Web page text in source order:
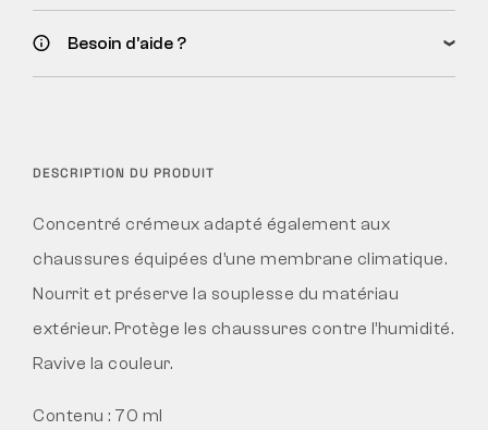
Besoin d’aide ?
DESCRIPTION DU PRODUIT
Concentré crémeux adapté également aux
chaussures équipées d’une membrane climatique.
Nourrit et préserve la souplesse du matériau
extérieur. Protège les chaussures contre l’humidité.
Ravive la couleur.
Contenu : 70 ml